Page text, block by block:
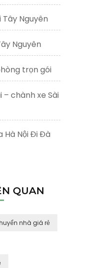
Tây Nguyên
Nguyên
trọn gói
– chành xe Sài
Hà Nội Đi Đà
QUAN
nhà giá rẻ